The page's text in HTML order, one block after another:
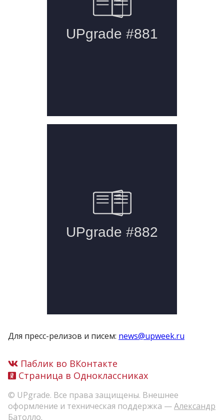
Для пресс-релизов и писем: news@upweek.ru
Паблик во ВКонтакте
Страница в Одноклассниках
© UPgrade. Все права защищены. Внешнее
оформление и техническая поддержка —Александр
Батолло.